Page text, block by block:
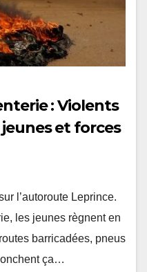
: Violents
et forces
l’autoroute Leprince.
les jeunes règnent en
barricadées, pneus
ça…